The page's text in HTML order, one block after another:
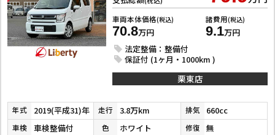
車両本体価格(税込)
70.8万円
諸費用(税込)
9.1万円
法定整備：整備付
保証付 (1ヶ月・1000km )
栗東店
年式 2019(平成31)年 走行 3.8万km 排気 660cc
車検 車検整備付 色 ホワイト 修復 無